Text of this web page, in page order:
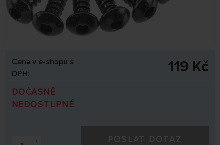
Cena v e-shopu s
DPH:
119 Kč
DOČASNĚ
NEDOSTUPNÉ
+